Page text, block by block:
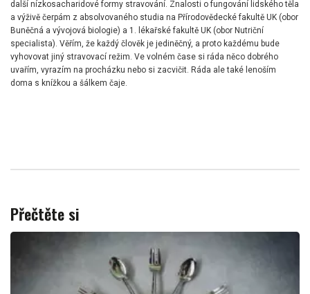
další nízkosacharidové formy stravování. Znalosti o fungování lidského těla
a výživě čerpám z absolvovaného studia na Přírodovědecké fakultě UK (obor
Buněčná a vývojová biologie) a 1. lékařské fakultě UK (obor Nutriční
specialista). Věřím, že každý člověk je jediněčný, a proto každému bude
vyhovovat jiný stravovací režim. Ve volném čase si ráda něco dobrého
uvařím, vyrazím na procházku nebo si zacvičit. Ráda ale také lenoším
doma s knížkou a šálkem čaje.
Přečtěte si